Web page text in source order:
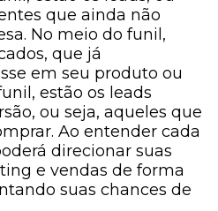
que ainda não
No meio do funil,
que já
em seu produto ou
estão os leads
ou seja, aqueles que
Ao entender cada
direcionar suas
e vendas de forma
suas chances de